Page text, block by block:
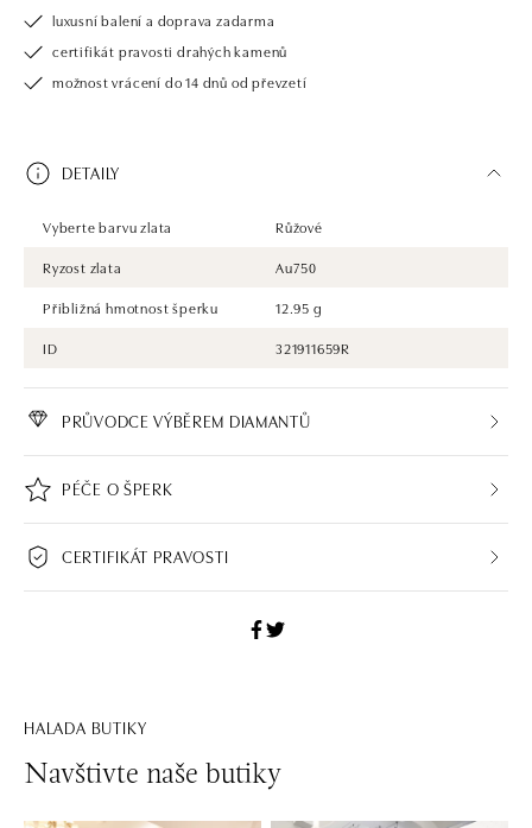
luxusní balení a doprava zadarma
certifikát pravosti drahých kamenů
možnost vrácení do 14 dnů od převzetí
DETAILY
Vyberte barvu zlata
Růžové
Ryzost zlata
Au750
Přibližná hmotnost šperku
12.95 g
ID
321911659R
PRŮVODCE VÝBĚREM DIAMANTŮ
PÉČE O ŠPERK
CERTIFIKÁT PRAVOSTI
HALADA BUTIKY
Navštivte naše butiky